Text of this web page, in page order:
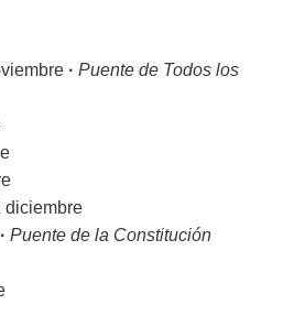
· Puente de Todos los
diciembre
· Puente de la Constitución